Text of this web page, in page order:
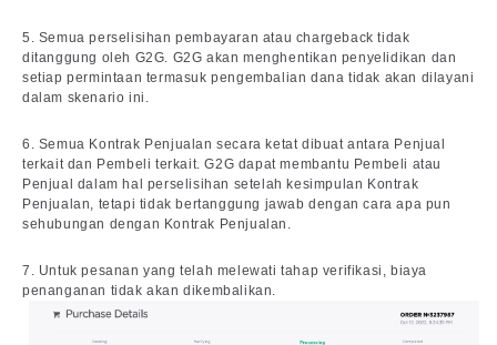
5. Semua perselisihan pembayaran atau chargeback tidak
ditanggung oleh G2G. G2G akan menghentikan penyelidikan dan
setiap permintaan termasuk pengembalian dana tidak akan dilayani
dalam skenario ini.
6. Semua Kontrak Penjualan secara ketat dibuat antara Penjual
terkait dan Pembeli terkait. G2G dapat membantu Pembeli atau
Penjual dalam hal perselisihan setelah kesimpulan Kontrak
Penjualan, tetapi tidak bertanggung jawab dengan cara apa pun
sehubungan dengan Kontrak Penjualan.
7. Untuk pesanan yang telah melewati tahap verifikasi, biaya
penanganan tidak akan dikembalikan.